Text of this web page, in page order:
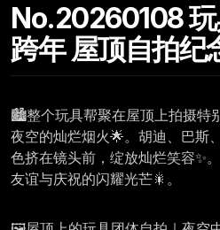
No.20260108
跨年 屋顶自拍纪
🏙️整个玩具帮聚在屋顶上拍摄特
夜空的灿烂烟火🌟。胡迪、巴斯
色挤在镜头前，绽放灿烂笑容✨
友谊与庆祝的闪耀光芒🎇。